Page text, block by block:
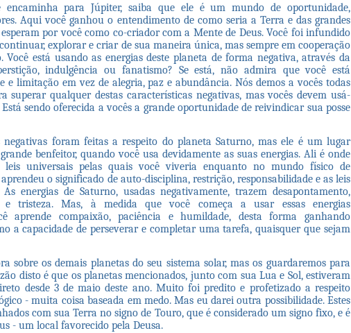
encaminha para Júpiter, saiba que ele é um mundo de oportunidade,
Aqui você ganhou o entendimento de como seria a Terra e das grandes
por você como co-criador com a Mente de Deus. Você foi infundido
explorar e criar de sua maneira única, mas sempre em cooperação
Você está usando as energias deste planeta de forma negativa, através da
indulgência ou fanatismo? Se está, não admira que você está
e limitação em vez de alegria, paz e abundância. Nós demos a vocês todas
superar qualquer destas características negativas, mas vocês devem usá-
sendo oferecida a vocês a grande oportunidade de reivindicar sua posse
negativas foram feitas a respeito do planeta Saturno, mas ele é um lugar
benfeitor, quando você usa devidamente as suas energias. Ali é onde
leis universais pelas quais você viveria enquanto no mundo físico de
o significado de auto-disciplina, restrição, responsabilidade e as leis
energias de Saturno, usadas negativamente, trazem desapontamento,
e tristeza. Mas, à medida que você começa a usar essas energias
aprende compaixão, paciência e humildade, desta forma ganhando
a capacidade de perseverar e completar uma tarefa, quaisquer que sejam
sobre os demais planetas do seu sistema solar, mas os guardaremos para
disto é que os planetas mencionados, junto com sua Lua e Sol, estiveram
desde 3 de maio deste ano. Muito foi predito e profetizado a respeito
- muita coisa baseada em medo. Mas eu darei outra possibilidade. Estes
com sua Terra no signo de Touro, que é considerado um signo fixo, e é
- um local favorecido pela Deusa.